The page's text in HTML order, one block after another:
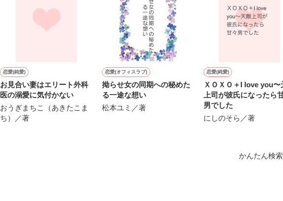
※表紙も作中使用の画像も全てフリー素材です。
※執筆期間2026.6.3〜7.20完結です。
※他サイトさんにて恋愛トレンド1位でした〜良かったら読んで頂けると嬉しいです。
作品を読む
恋愛(純愛)
お見合い妻はエリート外科
医の溺愛に気付かない
おうぎまちこ（あきたこま
ち）／著
恋愛(オフィスラブ)
拗らせ女の同期への秘めた
る一途な想い
松本ユミ／著
恋愛(純愛)
ＸＯＸＯ＋I love you〜
上司が彼氏になったら
男でした
にしのそら／著
かんたん検